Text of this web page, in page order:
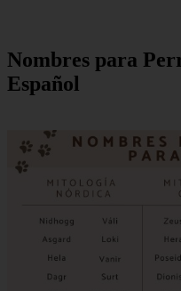
Nombres para
Español